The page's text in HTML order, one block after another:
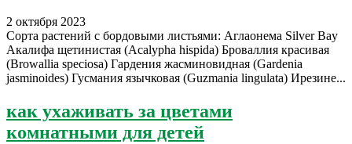
2 октября 2023
Сорта растений с бордовыми листьями: Аглаонема Silver Bay
Акалифа щетинистая (Acalypha hispida) Броваллия красивая
(Browallia speciosa) Гардения жасминовидная (Gardenia
jasminoides) Гусмания язычковая (Guzmania lingulata) Ирезине...
как ухаживать за цветами
комнатными для детей